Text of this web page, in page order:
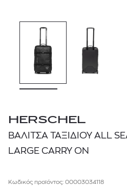
HERSCHEL
ΒΑΛΙΤΣΑ ΤΑΞΙΔΙΟΥ ALL
LARGE CARRY ON
Κωδικός προϊόντος: 00003034118